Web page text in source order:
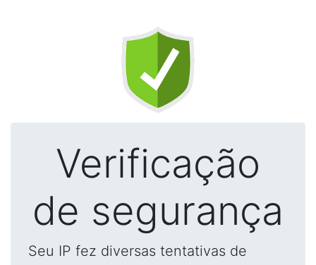
Verificação
de segurança
Seu IP fez diversas tentativas de